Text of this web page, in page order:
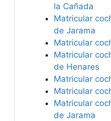
la Cañada
Matricular
de Jarama
Matricular
Matricular
de Henares
Matricular
Matricular
Matricular
de Jarama